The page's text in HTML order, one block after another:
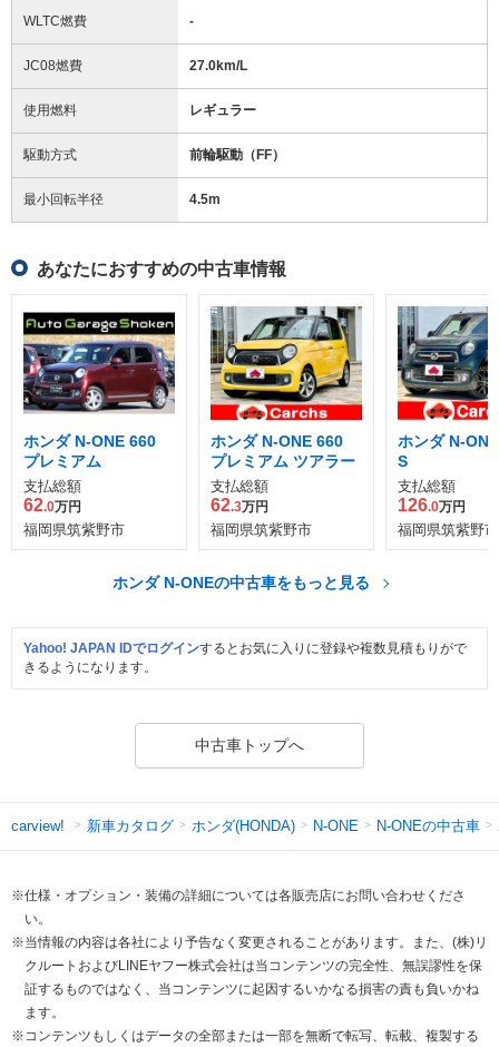
WLTC燃費 -
JC08燃費 27.0km/L
使用燃料 レギュラー
駆動方式 前輪駆動（FF）
最小回転半径 4.5m
あなたにおすすめの中古車情報
ホンダ N-ONE 660
プレミアム
支払総額
62.0万円
福岡県筑紫野市
ホンダ N-ONE 660
プレミアム ツアラー
支払総額
62.3万円
福岡県筑紫野市
ホンダ N-
S
支払総額
126.0万円
福岡県筑紫野市
ホンダ N-ONEの中古車をもっと見る
Yahoo! JAPAN IDでログインするとお気に入りに登録や複数見積もりがで
きるようになります。
中古車トップへ
carview! 新車カタログ ホンダ(HONDA) N-ONE N-ONEの中古車
※仕様・オプション・装備の詳細については各販売店にお問い合わせくださ
い。
※当情報の内容は各社により予告なく変更されることがあります。また、(株)リ
クルートおよびLINEヤフー株式会社は当コンテンツの完全性、無誤謬性を保
証するものではなく、当コンテンツに起因するいかなる損害の責も負いかね
ます。
※コンテンツもしくはデータの全部または一部を無断で転写、転載、複製する